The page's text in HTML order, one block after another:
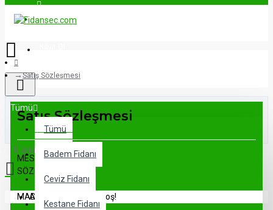
Üye Girişi
Tümü
Tümü
Badem Fidanı
Ceviz Fidanı
Kestane Fidanı
0 ürün - 0,00TL
Alışveriş sepetiniz boş!
Satış Sözleşmesi
Satış Sözleşmesi
MESAFELİ SATIŞ
SÖZLEŞMESİ
MADDE 1: TARAFLAR